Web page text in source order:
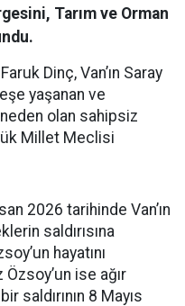
Tarım ve Orman
Dinç, Van’ın Saray
yaşanan ve
olan sahipsiz
Millet Meclisi
2026 tarihinde Van’ın
saldırısına
hayatını
ise ağır
saldırının 8 Mayıs